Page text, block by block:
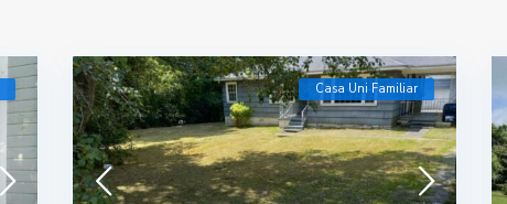
Casa Uni Familiar